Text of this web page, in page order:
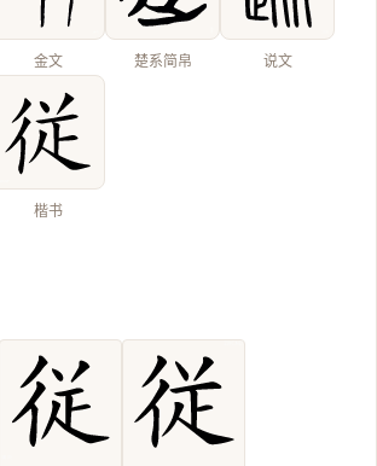
金文 楚系简帛 说文
楷书